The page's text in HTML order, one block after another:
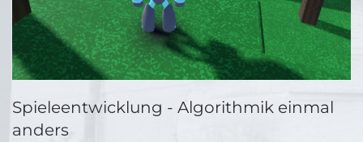
Spieleentwicklung - Algorithmik einmal
anders